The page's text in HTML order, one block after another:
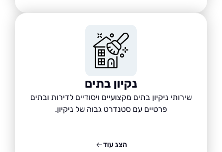
נקיון בתים
שירותי ניקיון בתים מקצועיים ויסודיים לדירות ובתים
פרטיים עם סטנדרט גבוה של ניקיון.